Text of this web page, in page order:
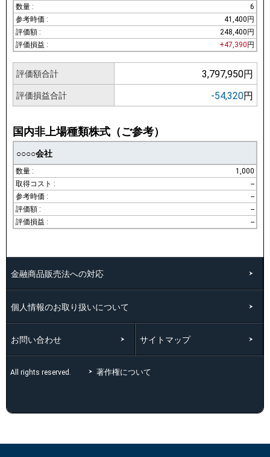
6
41,400円
248,400円
+47,390 円
評価額合計 3,797,950円
評価損益合計 -54,320円
国内非上場種類株式（ご参考）
○○○○会社
1,000
--
--
--
--
金融商品販売法への対応
個人情報のお取り扱いについて
お問い合わせ サイトマップ
All rights reserved. 著作権について